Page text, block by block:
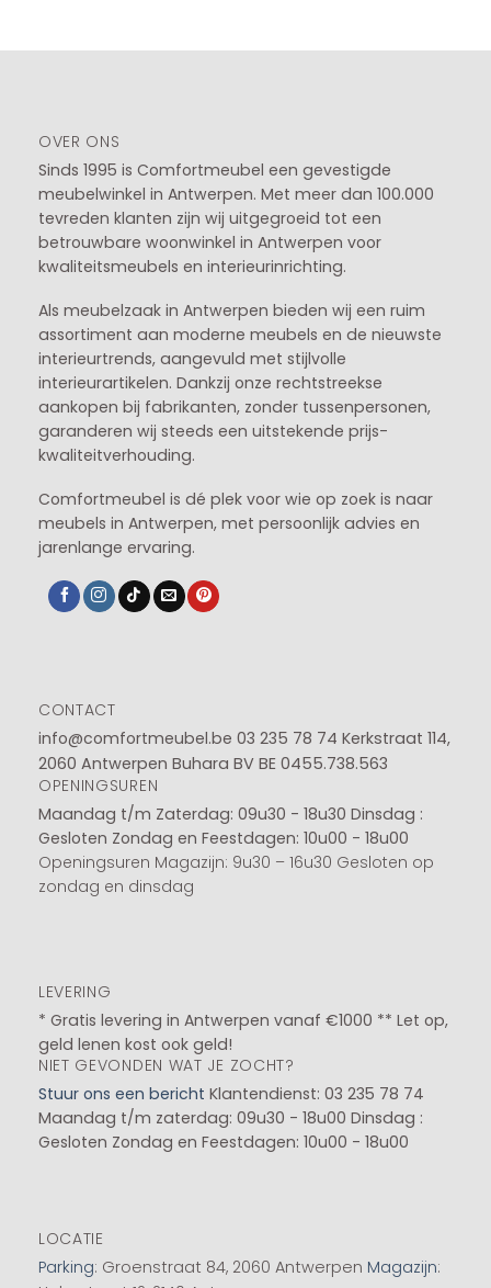
OVER ONS
Sinds 1995 is Comfortmeubel een gevestigde
meubelwinkel in Antwerpen. Met meer dan 100.000
tevreden klanten zijn wij uitgegroeid tot een
betrouwbare woonwinkel in Antwerpen voor
kwaliteitsmeubels en interieurinrichting.
Als meubelzaak in Antwerpen bieden wij een ruim
assortiment aan moderne meubels en de nieuwste
interieurtrends, aangevuld met stijlvolle
interieurartikelen. Dankzij onze rechtstreekse
aankopen bij fabrikanten, zonder tussenpersonen,
garanderen wij steeds een uitstekende prijs-
kwaliteitverhouding.
Comfortmeubel is dé plek voor wie op zoek is naar
meubels in Antwerpen, met persoonlijk advies en
jarenlange ervaring.
CONTACT
info@comfortmeubel.be 03 235 78 74 Kerkstraat 114,
2060 Antwerpen Buhara BV BE 0455.738.563
OPENINGSUREN
Maandag t/m Zaterdag: 09u30 - 18u30 Dinsdag :
Gesloten Zondag en Feestdagen: 10u00 - 18u00
Openingsuren Magazijn: 9u30 – 16u30 Gesloten op
zondag en dinsdag
LEVERING
* Gratis levering in Antwerpen vanaf €1000 ** Let op,
geld lenen kost ook geld!
NIET GEVONDEN WAT JE ZOCHT?
Stuur ons een bericht Klantendienst: 03 235 78 74
Maandag t/m zaterdag: 09u30 - 18u00 Dinsdag :
Gesloten Zondag en Feestdagen: 10u00 - 18u00
LOCATIE
Parking: Groenstraat 84, 2060 Antwerpen Magazijn: